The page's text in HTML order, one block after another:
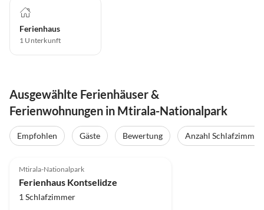
Ferienhaus
1 Unterkunft
Ausgewählte Ferienhäuser &
Ferienwohnungen in Mtirala-Nationalpark
Empfohlen Gäste Bewertung Anzahl Schlafzimmer
Mtirala-Nationalpark
Ferienhaus Kontselidze
1 Schlafzimmer